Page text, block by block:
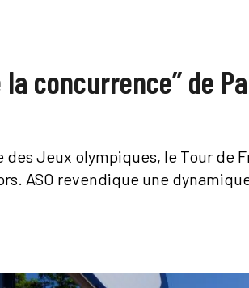
concurrence” de
des Jeux olympiques, le Tour de
ASO revendique une